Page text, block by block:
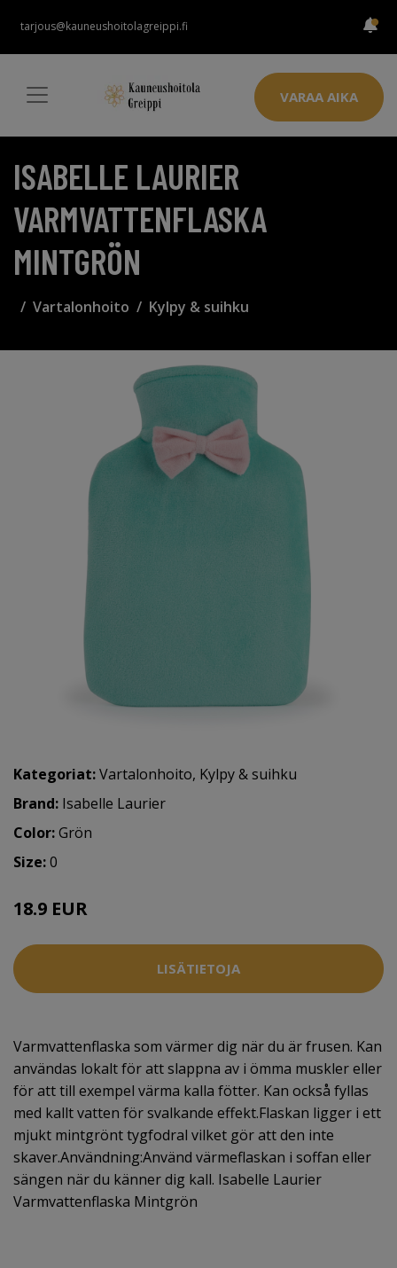
tarjous@kauneushoitolagreippi.fi
VARAA AIKA
ISABELLE LAURIER
VARMVATTENFLASKA
MINTGRÖN
Vartalonhoito Kylpy & suihku
Kategoriat:Vartalonhoito, Kylpy & suihku
Brand: Isabelle Laurier
Color:Grön
Size:0
18.9 EUR
LISÄTIETOJA
Varmvattenflaska som värmer dig när du är frusen. Kan
användas lokalt för att slappna av i ömma muskler eller
för att till exempel värma kalla fötter. Kan också fyllas
med kallt vatten för svalkande effekt.Flaskan ligger i ett
mjukt mintgrönt tygfodral vilket gör att den inte
skaver.Användning:Använd värmeflaskan i soffan eller
sängen när du känner dig kall. Isabelle Laurier
Varmvattenflaska Mintgrön